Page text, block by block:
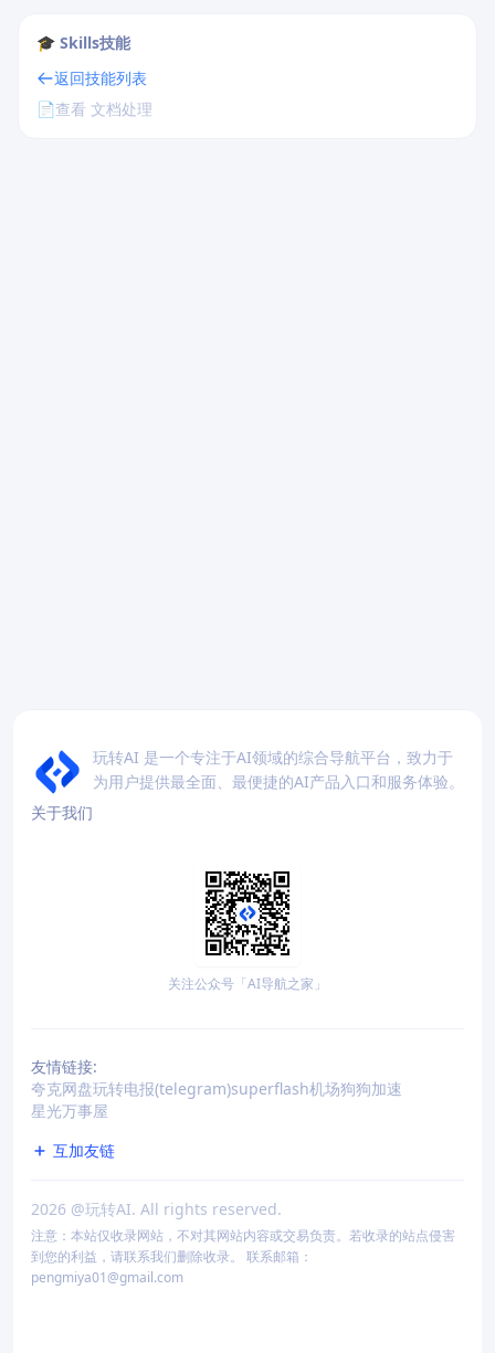
🎓 Skills技能
返回技能列表
📄查看 文档处理
玩转AI 是一个专注于AI领域的综合导航平台，致力于
为用户提供最全面、最便捷的AI产品入口和服务体验。
关于我们
关注公众号「AI导航之家」
友情链接:
夸克网盘玩转电报(telegram)superflash机场狗狗加速
星光万事屋
互加友链
2026 @玩转AI. All rights reserved.
注意：本站仅收录网站，不对其网站内容或交易负责。若收录的站点侵害
到您的利益，请联系我们删除收录。 联系邮箱：
pengmiya01@gmail.com